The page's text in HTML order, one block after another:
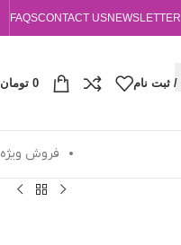
NEWSLETTER
CONTACT US
FAQS
/ ثبت نام 0 تومان
فروش ویژه